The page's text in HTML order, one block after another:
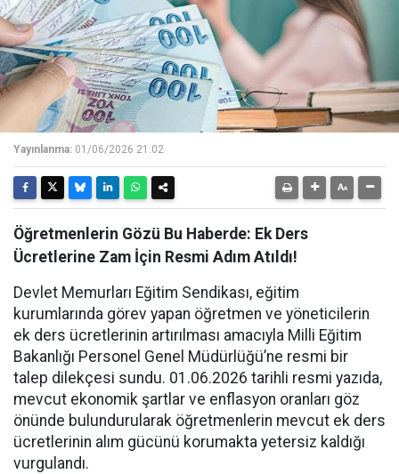
Yayınlanma: 01/06/2026 21:02
Öğretmenlerin Gözü Bu Haberde: Ek Ders
Ücretlerine Zam İçin Resmi Adım Atıldı!
Devlet Memurları Eğitim Sendikası, eğitim
kurumlarında görev yapan öğretmen ve yöneticilerin
ek ders ücretlerinin artırılması amacıyla Milli Eğitim
Bakanlığı Personel Genel Müdürlüğü’ne resmi bir
talep dilekçesi sundu. 01.06.2026 tarihli resmi yazıda,
mevcut ekonomik şartlar ve enflasyon oranları göz
önünde bulundurularak öğretmenlerin mevcut ek ders
ücretlerinin alım gücünü korumakta yetersiz kaldığı
vurgulandı.